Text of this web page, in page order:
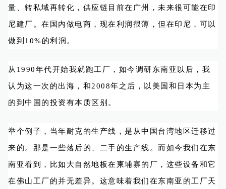
量、转私域再转化，供应链目前在广州，未来很可能在印
尼建厂。在国内做电商，现在利润很薄，但在印尼，可以
做到10%的利润。
从1990年代开始我就跑工厂，如今调研东南亚以后，我
认为这一次的出海，和2008年之后，以美国和日本为主
的到中国的投资有本质区别。
举个例子，当年耐克的生产线，是从中国台湾地区迁移过
来的。那是一些落后的、二手的生产线。而如今我们在东
南亚看到，比如大自然地板在柬埔寨的厂，这些设备和它
在佛山工厂的并无差异。这意味着我们在东南亚的工厂天